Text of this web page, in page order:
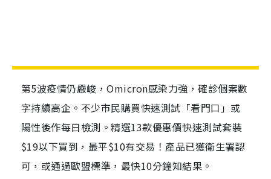
第5波疫情仍嚴峻，Omicron感染力強，確診個案數
字持續高企。不少市民購買快速測試「看門口」或
陽性後作每日檢測。精選13款優惠價快速測試套裝
$19以下買到，最平$10有交易！產品已獲衛生署認
可，或通過歐盟標準，最快10分鐘知結果。